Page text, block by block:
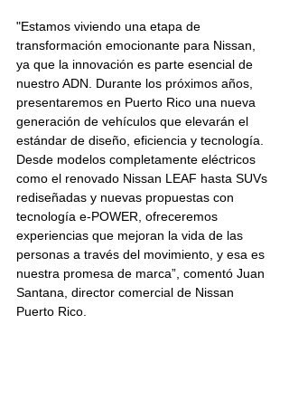
"Estamos viviendo una etapa de
transformación emocionante para Nissan,
ya que la innovación es parte esencial de
nuestro ADN. Durante los próximos años,
presentaremos en Puerto Rico una nueva
generación de vehículos que elevarán el
estándar de diseño, eficiencia y tecnología.
Desde modelos completamente eléctricos
como el renovado Nissan LEAF hasta SUVs
rediseñadas y nuevas propuestas con
tecnología e-POWER, ofreceremos
experiencias que mejoran la vida de las
personas a través del movimiento, y esa es
nuestra promesa de marca”, comentó Juan
Santana, director comercial de Nissan
Puerto Rico.